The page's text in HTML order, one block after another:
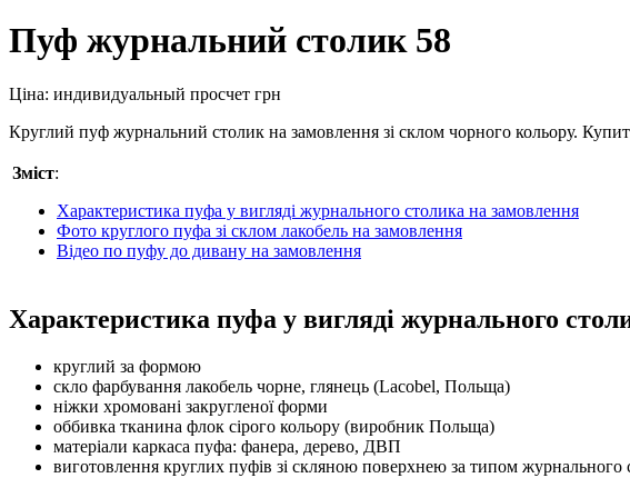
Пуф журнальний столик 58
Ціна: индивидуальный просчет грн
Круглий пуф журнальний столик на замовлення зі склом чорного кольору.
Зміст:
Характеристика пуфа у вигляді журнального столика на замовлення
Фото круглого пуфа зі склом лакобель на замовлення
Відео по пуфу до дивану на замовлення
Характеристика пуфа у вигляді журнального
круглий за формою
скло фарбування лакобель чорне, глянець (Lacobel, Польща)
ніжки хромовані закругленої форми
оббивка тканина флок сірого кольору (виробник Польща)
матеріали каркаса пуфа: фанера, дерево, ДВП
виготовлення круглих пуфів зі скляною поверхнею за типом